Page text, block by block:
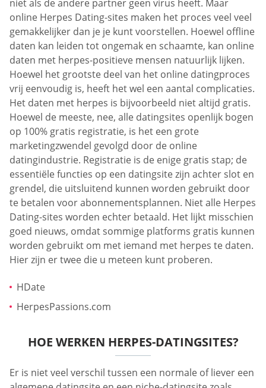
niet als de andere partner geen virus heeft. Maar
online Herpes Dating-sites maken het proces veel veel
gemakkelijker dan je je kunt voorstellen. Hoewel offline
daten kan leiden tot ongemak en schaamte, kan online
daten met herpes-positieve mensen natuurlijk lijken.
Hoewel het grootste deel van het online datingproces
vrij eenvoudig is, heeft het wel een aantal complicaties.
Het daten met herpes is bijvoorbeeld niet altijd gratis.
Hoewel de meeste, nee, alle datingsites openlijk bogen
op 100% gratis registratie, is het een grote
marketingzwendel gevolgd door de online
datingindustrie. Registratie is de enige gratis stap; de
essentiële functies op een datingsite zijn achter slot en
grendel, die uitsluitend kunnen worden gebruikt door
te betalen voor abonnementsplannen. Niet alle Herpes
Dating-sites worden echter betaald. Het lijkt misschien
goed nieuws, omdat sommige platforms gratis kunnen
worden gebruikt om met iemand met herpes te daten.
Hier zijn er twee die u meteen kunt proberen.
HDate
HerpesPassions.com
HOE WERKEN HERPES-DATINGSITES?
Er is niet veel verschil tussen een normale of liever een